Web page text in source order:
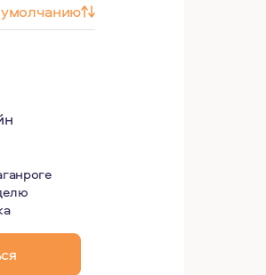
изменить жизнь